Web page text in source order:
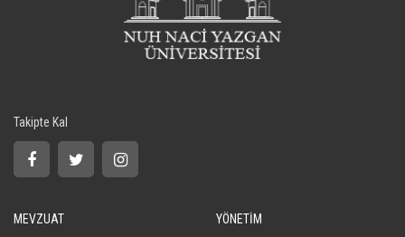
Takipte Kal
MEVZUAT YÖNETİM